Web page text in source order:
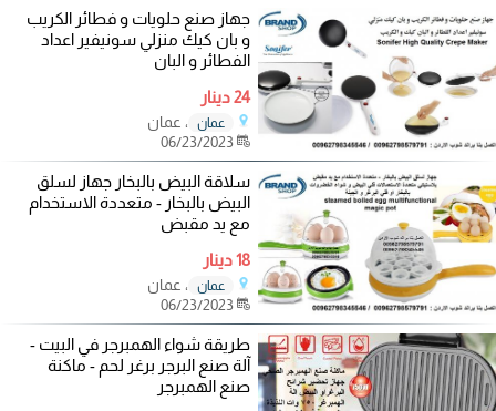
جهاز صنع حلويات و فطائر الكريب
و بان كيك منزلي سونيفير اعداد
الفطائر و البان
24 دينار
عمان
، عمان
06/23/2023
سلاقة البيض بالبخار جهاز لسلق
البيض بالبخار - متعددة الاستخدام
مع يد مقبض
18 دينار
عمان
، عمان
06/23/2023
طريقة شواء الهمبرجر في البيت -
آلة صنع البرجر برغر لحم - ماكنة
صنع الهمبرجر